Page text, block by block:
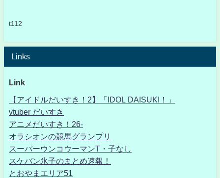
t112
Links
Link
【アイドルだいすき！2】「IDOL DAISUKI！」
vtuber だいすき
アニメだいすき！26-
オラシオンの競馬グランプリ
スーパーウンコウーマンT・子なし
スケバン氷子のまとめ速報！
とおやまエリア51